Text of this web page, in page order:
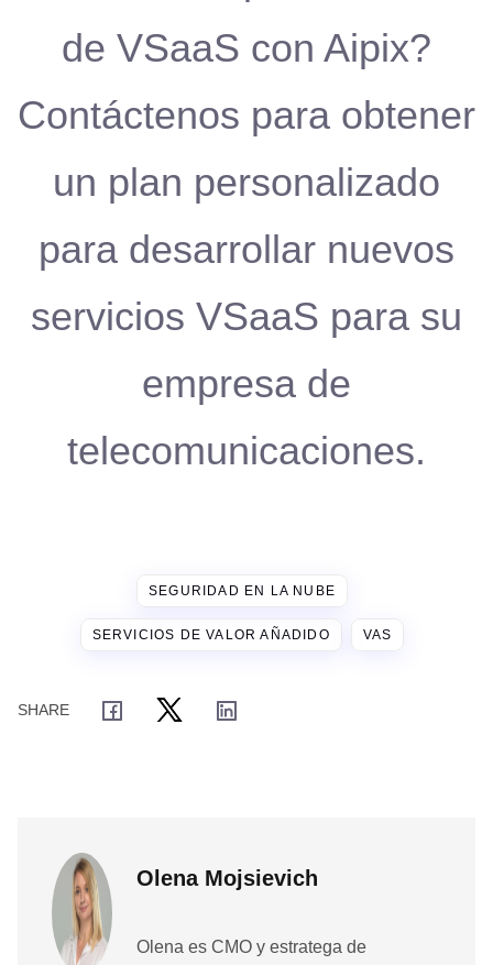
de VSaaS con Aipix?
Contáctenos para obtener
un plan personalizado
para desarrollar nuevos
servicios VSaaS para su
empresa de
telecomunicaciones.
SEGURIDAD EN LA NUBE
SERVICIOS DE VALOR AÑADIDO VAS
Olena Mojsievich
Olena es CMO y estratega de